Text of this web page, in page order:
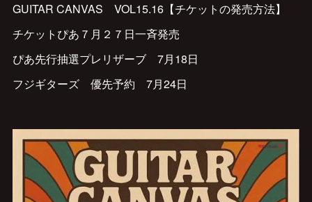
GUITAR CANVAS VOL15.16【チケットの発売方法】
チケットぴあ７月２７日一斉発売
ぴあ先行抽選プレリザーブ 7月18日
フジギターズ 優先予約 7月24日